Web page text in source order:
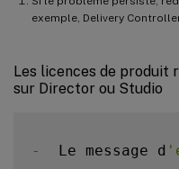
exemple, Delivery
Les licences de produit
sur Director ou Studio
-
  Le message d